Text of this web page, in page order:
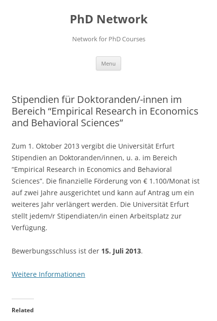
PhD Network
Network for PhD Courses
Menu
Stipendien für Doktoranden/-innen im
Bereich “Empirical Research in Economics
and Behavioral Sciences”
Zum 1. Oktober 2013 vergibt die Universität Erfurt
Stipendien an Doktoranden/innen, u. a. im Bereich
“Empirical Research in Economics and Behavioral
Sciences”. Die finanzielle Förderung von € 1.100/Monat ist
auf zwei Jahre ausgerichtet und kann auf Antrag um ein
weiteres Jahr verlängert werden. Die Universität Erfurt
stellt jedem/r Stipendiaten/in einen Arbeitsplatz zur
Verfügung.
Bewerbungsschluss ist der 15. Juli 2013.
Weitere Informationen
Related